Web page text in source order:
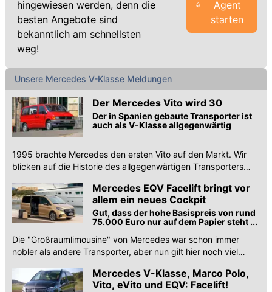
hingewiesen werden, denn die
besten Angebote sind
bekanntlich am schnellsten
weg!
Agent
starten
Unsere Mercedes V-Klasse Meldungen
Der Mercedes Vito wird 30
Der in Spanien gebaute Transporter ist
auch als V-Klasse allgegenwärtig
1995 brachte Mercedes den ersten Vito auf den Markt. Wir
blicken auf die Historie des allgegenwärtigen Transporters
Mercedes EQV Facelift bringt vor
allem ein neues Cockpit
Gut, dass der hohe Basispreis von rund
75.000 Euro nur auf dem Papier steht ...
Die "Großraumlimousine" von Mercedes war schon immer
nobler als andere Transporter, aber nun gilt hier noch viel
Mercedes V-Klasse, Marco Polo,
Vito, eVito und EQV: Facelift!